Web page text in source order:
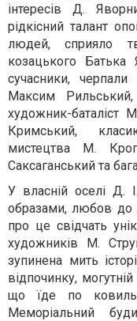
інтересів Д.
рідкісний талант
людей, сприяло
козацького Батька
сучасники,
Максим
художник-баталіст
Кримський,
мистецтва М.
Саксаганський та
У власній оселі Д.
образами, любов до
про це свідчать
художників М.
зупинена мить
відпочинку,
що їде по
Меморіальний